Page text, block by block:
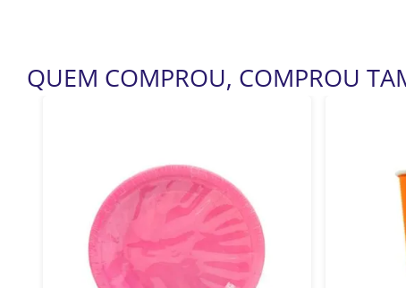
QUEM COMPROU, COMPROU